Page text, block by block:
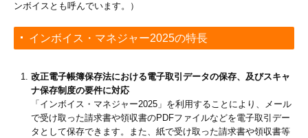
ンボイスとも呼んでいます。）
インボイス・マネジャー2025の特長
改正電子帳簿保存法における電子取引データの保存、及びスキャ
ナ保存制度の要件に対応
「インボイス・マネジャー2025」を利用することにより、メール
で受け取った請求書や領収書のPDFファイルなどを電子取引デー
タとして保存できます。また、紙で受け取った請求書や領収書等